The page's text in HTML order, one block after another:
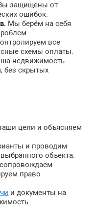
защищены от
ошибок.
Мы берём на себя
все
схемы оплаты.
недвижимость
без скрытых
цели и объясняем
и проводим
объекта.
право
и документы на